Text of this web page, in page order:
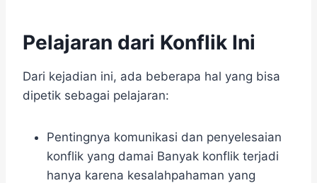
Pelajaran dari Konflik Ini
Dari kejadian ini, ada beberapa hal yang bisa
dipetik sebagai pelajaran:
Pentingnya komunikasi dan penyelesaian
konflik yang damai Banyak konflik terjadi
hanya karena kesalahpahaman yang